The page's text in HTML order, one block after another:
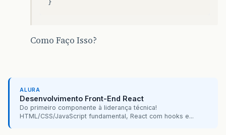
}
Como Faço Isso?
ALURA
Desenvolvimento Front-End React
Do primeiro componente à liderança técnica!
HTML/CSS/JavaScript fundamental, React com hooks e...